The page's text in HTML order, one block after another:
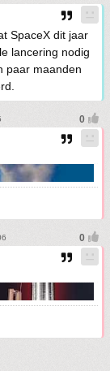
SpaceX dit jaar
lancering nodig
paar maanden